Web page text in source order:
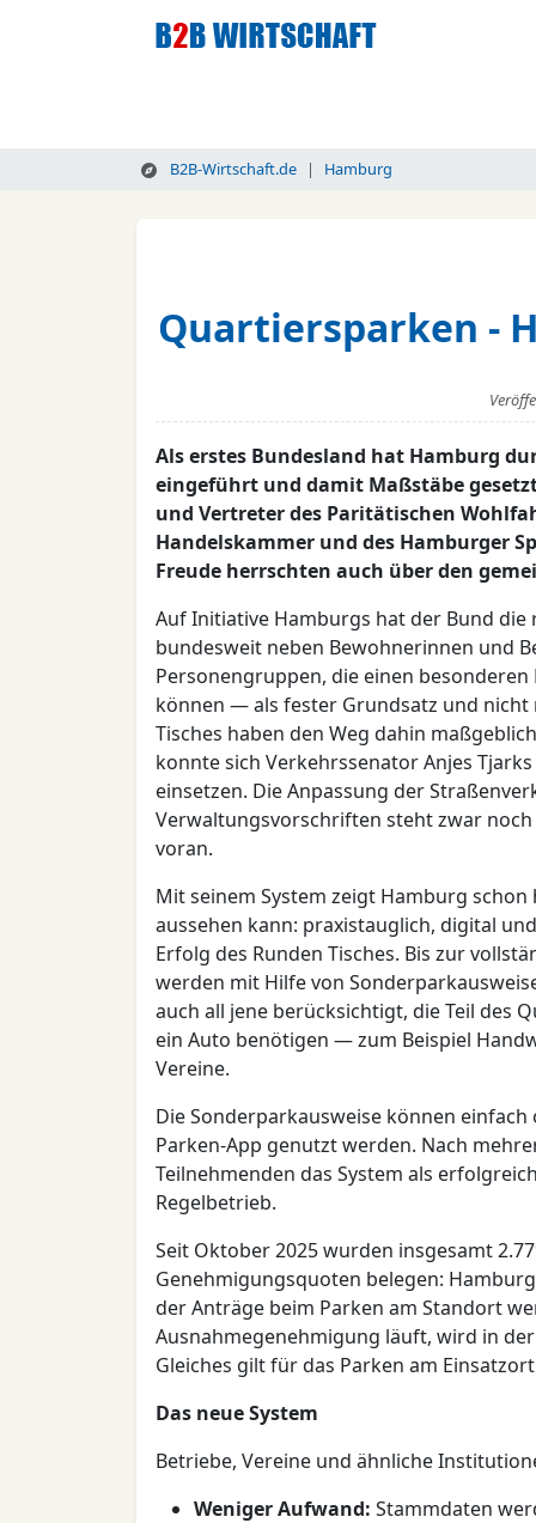
B2B-Wirtschaft.de Hamburg
Quartiersparken -
Als erstes Bundesland hat Hamburg
eingeführt und damit Maßstäbe
und Vertreter des Paritätischen
Handelskammer und des Hamburger
Freude herrschten auch über den
Auf Initiative Hamburgs hat der Bund
bundesweit neben Bewohnerinnen und
Personengruppen, die einen
können — als fester Grundsatz und nicht
Tisches haben den Weg dahin
konnte sich Verkehrssenator Anjes
einsetzen. Die Anpassung der
Verwaltungsvorschriften steht zwar
voran.
Mit seinem System zeigt Hamburg
aussehen kann: praxistauglich, digital
Erfolg des Runden Tisches. Bis zur
werden mit Hilfe von
auch all jene berücksichtigt, die Teil des
ein Auto benötigen — zum Beispiel
Vereine.
Die Sonderparkausweise können
Parken-App genutzt werden. Nach
Teilnehmenden das System als
Regelbetrieb.
Seit Oktober 2025 wurden insgesamt
Genehmigungsquoten belegen:
der Anträge beim Parken am Standort
Ausnahmegenehmigung läuft, wird in
Gleiches gilt für das Parken am
Das neue System
Betriebe, Vereine und ähnliche
Weniger Aufwand: Stammdaten